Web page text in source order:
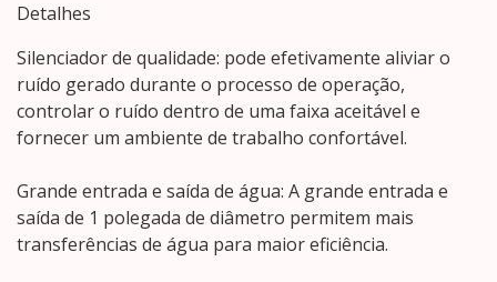
Detalhes
Silenciador de qualidade: pode efetivamente aliviar o
ruído gerado durante o processo de operação,
controlar o ruído dentro de uma faixa aceitável e
fornecer um ambiente de trabalho confortável.
Grande entrada e saída de água: A grande entrada e
saída de 1 polegada de diâmetro permitem mais
transferências de água para maior eficiência.